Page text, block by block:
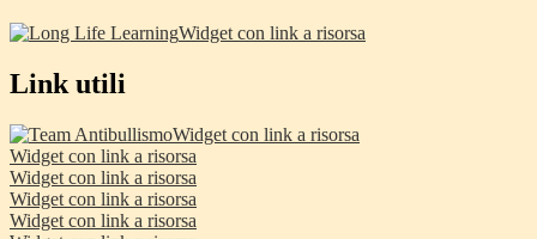
Widget con link a risorsa
Link utili
Widget con link a risorsa
Widget con link a risorsa
Widget con link a risorsa
Widget con link a risorsa
Widget con link a risorsa